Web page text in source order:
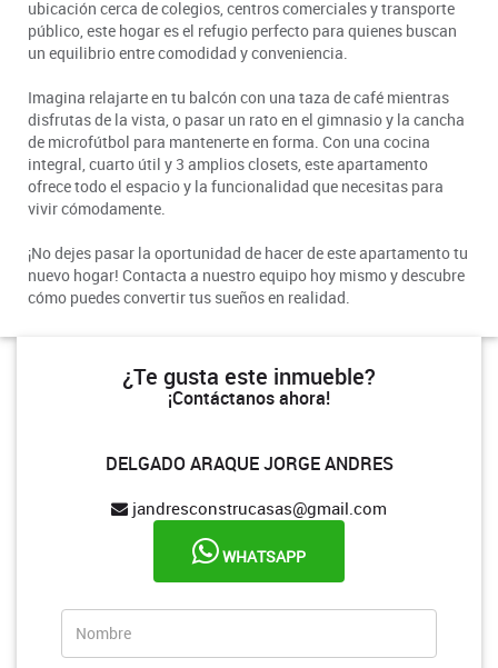
ubicación cerca de colegios, centros comerciales y transporte
público, este hogar es el refugio perfecto para quienes buscan
un equilibrio entre comodidad y conveniencia.
Imagina relajarte en tu balcón con una taza de café mientras
disfrutas de la vista, o pasar un rato en el gimnasio y la cancha
de microfútbol para mantenerte en forma. Con una cocina
integral, cuarto útil y 3 amplios closets, este apartamento
ofrece todo el espacio y la funcionalidad que necesitas para
vivir cómodamente.
¡No dejes pasar la oportunidad de hacer de este apartamento tu
nuevo hogar! Contacta a nuestro equipo hoy mismo y descubre
cómo puedes convertir tus sueños en realidad.
¿Te gusta este inmueble?
¡Contáctanos ahora!
DELGADO ARAQUE JORGE ANDRES
jandresconstrucasas@gmail.com
WHATSAPP